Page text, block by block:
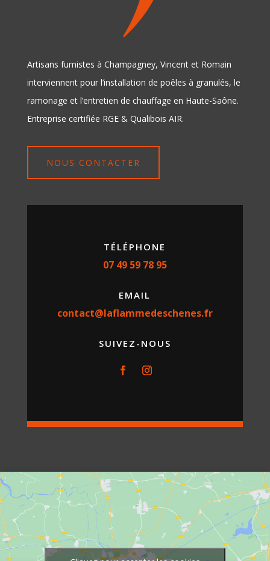
Artisans fumistes à Champagney, Vincent et Romain
interviennent pour l’installation de poêles à granulés, le
ramonage et l’entretien de chauffage en Haute-Saône.
Entreprise certifiée RGE & Qualibois AIR.
NOUS CONTACTER
TÉLÉPHONE
07 49 59 78 95
EMAIL
contact@laflammedeschenes.fr
SUIVEZ-NOUS